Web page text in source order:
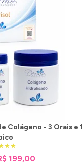
Colágeno - 3 Orais e 1
199,00